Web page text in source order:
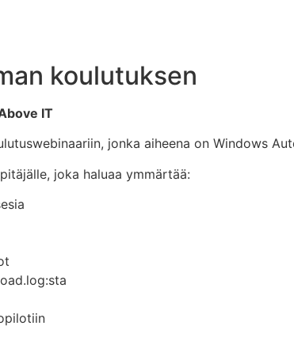
koulutuksen
IT
jonka aiheena on Windows
joka haluaa ymmärtää: